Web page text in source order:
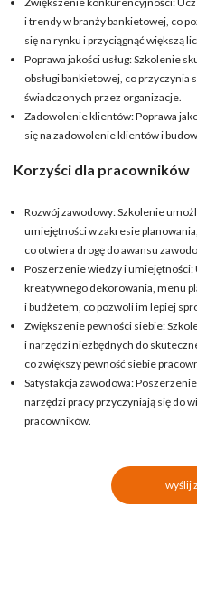
i trendy w branży bankietowej, co
się na rynku i przyciągnąć większą
Poprawa jakości usług: Szkolenie
obsługi bankietowej, co przyczynia
świadczonych przez organizacje.
Zadowolenie klientów: Poprawa
się na zadowolenie klientów i
Korzyści dla pracowników
Rozwój zawodowy: Szkolenie
umiejętności w zakresie
co otwiera drogę do awansu
Poszerzenie wiedzy i
kreatywnego dekorowania, menu
i budżetem, co pozwoli im lepiej
Zwiększenie pewności siebie:
i narzędzi niezbędnych do
co zwiększy pewność siebie
Satysfakcja zawodowa:
narzędzi pracy przyczyniają się do
pracowników.
wyślij